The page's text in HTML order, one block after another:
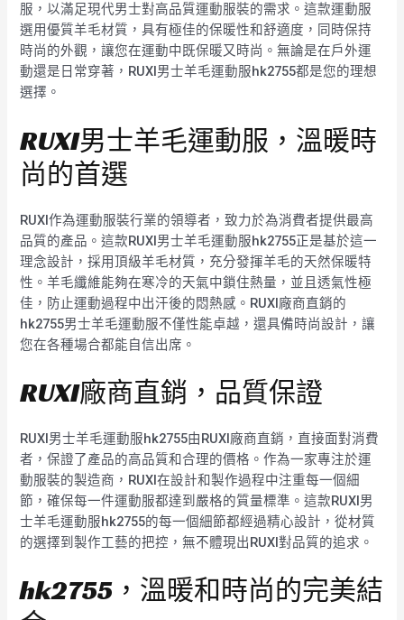
服，以滿足現代男士對高品質運動服裝的需求。這款運動服
選用優質羊毛材質，具有極佳的保暖性和舒適度，同時保持
時尚的外觀，讓您在運動中既保暖又時尚。無論是在戶外運
動還是日常穿著，RUXI男士羊毛運動服hk2755都是您的理想
選擇。
RUXI男士羊毛運動服，溫暖時
尚的首選
RUXI作為運動服裝行業的領導者，致力於為消費者提供最高
品質的產品。這款RUXI男士羊毛運動服hk2755正是基於這一
理念設計，採用頂級羊毛材質，充分發揮羊毛的天然保暖特
性。羊毛纖維能夠在寒冷的天氣中鎖住熱量，並且透氣性極
佳，防止運動過程中出汗後的悶熱感。RUXI廠商直銷的
hk2755男士羊毛運動服不僅性能卓越，還具備時尚設計，讓
您在各種場合都能自信出席。
RUXI廠商直銷，品質保證
RUXI男士羊毛運動服hk2755由RUXI廠商直銷，直接面對消費
者，保證了產品的高品質和合理的價格。作為一家專注於運
動服裝的製造商，RUXI在設計和製作過程中注重每一個細
節，確保每一件運動服都達到嚴格的質量標準。這款RUXI男
士羊毛運動服hk2755的每一個細節都經過精心設計，從材質
的選擇到製作工藝的把控，無不體現出RUXI對品質的追求。
hk2755，溫暖和時尚的完美結